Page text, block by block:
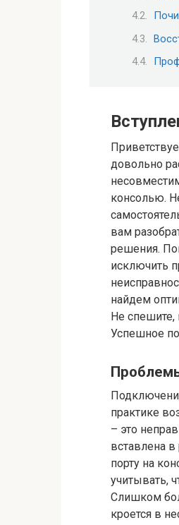
довольно
консолью.
вам
решения.
исключить
найдем
Не спешите,
Успешное
практике
– это
вставлена
порту на
учитывать,
Слишком
кроется в